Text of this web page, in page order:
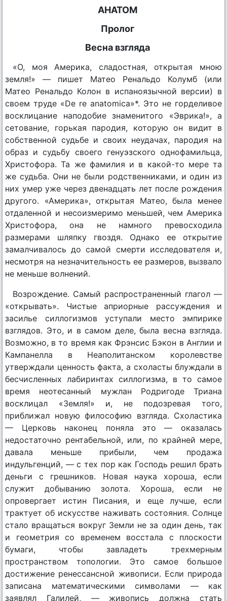
АНАТОМ
Пролог
Весна взгляда
«О, моя Америка, сладостная, открытая мною
земля!» — пишет Матео Ренальдо Колумб (или
Матео Ренальдо Колон в испаноязычной версии) в
своем труде «De re anatomica»*. Это не горделивое
восклицание наподобие знаменитого «Эврика!», а
сетование, горькая пародия, которую он видит в
собственной судьбе и своих неудачах, пародия на
образ и судьбу своего генуэзского однофамильца,
Христофора. Та же фамилия и в какой-то мере та
же судьба. Они не были родственниками, и один из
них умер уже через двенадцать лет после рождения
другого. «Америка», открытая Матео, была менее
отдаленной и несоизмеримо меньшей, чем Америка
Христофора, она не намного превосходила
размерами шляпку гвоздя. Однако ее открытие
замалчивалось до самой смерти исследователя и,
несмотря на незначительность ее размеров, вызвало
не меньше волнений.
Возрождение. Самый распространенный глагол —
«открывать». Чистые априорные рассуждения и
засилье силлогизмов уступали место эмпирике
взглядов. Это, и в самом деле, была весна взгляда.
Возможно, в то время как Фрэнсис Бэкон в Англии и
Кампанелла в Неаполитанском королевстве
утверждали ценность факта, а схоласты блуждали в
бесчисленных лабиринтах силлогизма, в то самое
время неотесанный мужлан Родригоде Триана
восклицал «Земля!» и, не подозревая того,
приближал новую философию взгляда. Схоластика
— Церковь наконец поняла это — оказалась
недостаточно рентабельной, или, по крайней мере,
давала меньше прибыли, чем продажа
индульгенций, — с тех пор как Господь решил брать
деньги с грешников. Новая наука хороша, если
служит добыванию золота. Хороша, если не
опровергает истин Писания, и еще лучше, если
трактует об искусстве наживать состояния. Солнце
стало вращаться вокруг Земли не за один день, так
и геометрия со временем восстала с плоскости
бумаги, чтобы завладеть трехмерным
пространством топологии. Это самое большое
достижение ренессансной живописи. Если природа
записана математическими символами — как
заявлял Галилей, — живопись должна стать